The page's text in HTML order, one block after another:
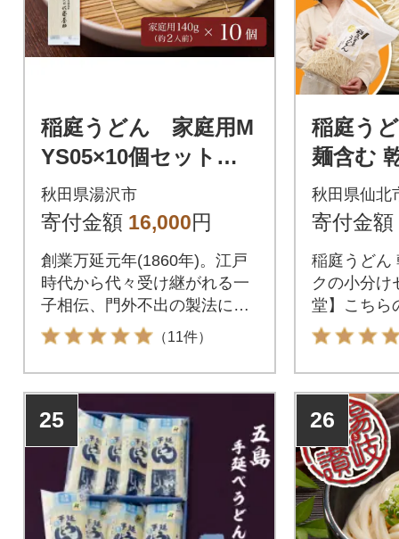
稲庭うどん 家庭用M
YS05×10個セット
約2人前×10個[B6-010
1]
秋田県湯沢市
寄付金額 16,000円
創業万延元年(1860年)。江戸
時代から代々受け継がれる一
子相伝、門外不出の製法によ
り、今現在も職人による手作
業と手間をかけて作っており
ます。手づくりならではのな
めらかな口当たりとつるりと
したコシが特徴です。麺長27
cmのご家庭用。お好みで、冷
麺、温麺でご賞味いただけま
す。
（11件）
稲庭う
麺含む
セット
110601
秋田県仙北
寄付金額
稲庭うどん
クの小分け
堂】こちら
に短い麺も
(超短麺) 日
とつ秋田県
ん」。稲庭
県稲庭地区
から継承
法」を用い
料を使用し
沢湖工場の
仕上げたこ
25 26